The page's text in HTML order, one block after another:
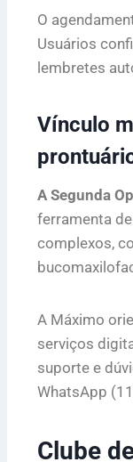
O
Usuários
lembretes
Vínculo
A Segunda
ferramenta
complexos,
A Máximo
serviços
suporte e
WhatsApp
Clube